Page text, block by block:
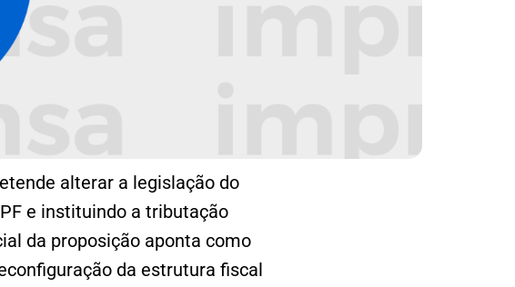
alterar a legislação do
e instituindo a tributação
da proposição aponta como
da estrutura fiscal